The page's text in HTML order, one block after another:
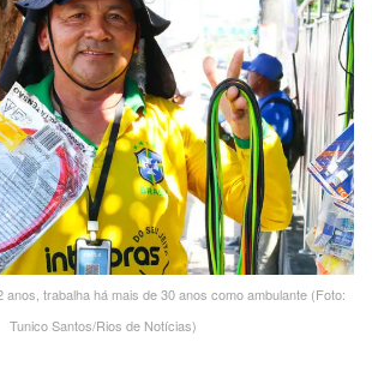
anos, trabalha há mais de 30 anos como ambulante (Foto:
Tunico Santos/Rios de Notícias)